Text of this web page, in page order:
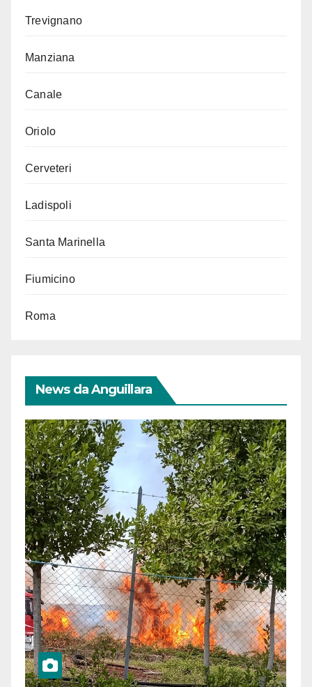
Trevignano
Manziana
Canale
Oriolo
Cerveteri
Ladispoli
Santa Marinella
Fiumicino
Roma
News da Anguillara